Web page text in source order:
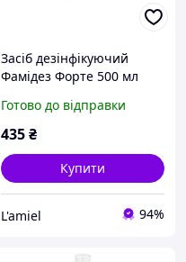
Засіб дезінфікуючий
Фамідез Форте 500 мл
Готово до відправки
435₴
Купити
L'amiel 94%